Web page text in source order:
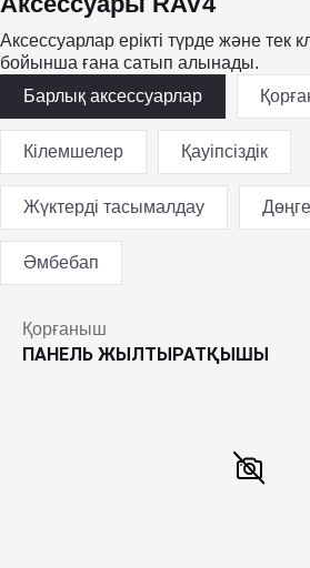
Аксессуарлар ерікті түрде және тек
бойынша ғана сатып алынады.
Барлық аксессуарлар
Кілемшелер Қауіпсіздік
Жүктерді тасымалдау
Әмбебап
Қорғаныш
ПАНЕЛЬ ЖЫЛТЫРАТҚЫШЫ